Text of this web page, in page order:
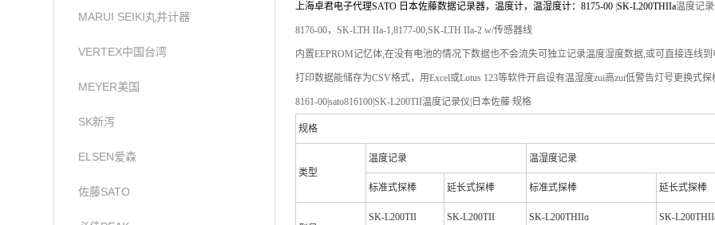
MARUI SEIKI丸井计器
VERTEX中国台湾
MEYER美国
SK新泻
ELSEN爱森
佐藤SATO
上海卓君电子代理SATO 日本佐藤数据记录器，温度计，温湿度计： 8175-00| SK-L200THIIa温度记录
8176-00，SK-LTH IIa-1,8177-00,SK-LTH IIa-2 w/传感器线
内置EEPROM记忆体,在没有电池的情况下数据也不会流失可独立记录温度湿度数据,或可直接连线
打印数据能储存为CSV格式，用Excel或Lotus 123等软件开启设有温湿度zui高zui低警告灯号更换式
8161-00|sato816100|SK-L200TII温度记录仪|日本佐藤 规格
规格
类型
温度记录 温湿度记录
标准式探棒 延长式探棒 标准式探棒 延长式探棒
SK-L200TII SK-L200TII SK-L200THIIɑ SK-L200THII